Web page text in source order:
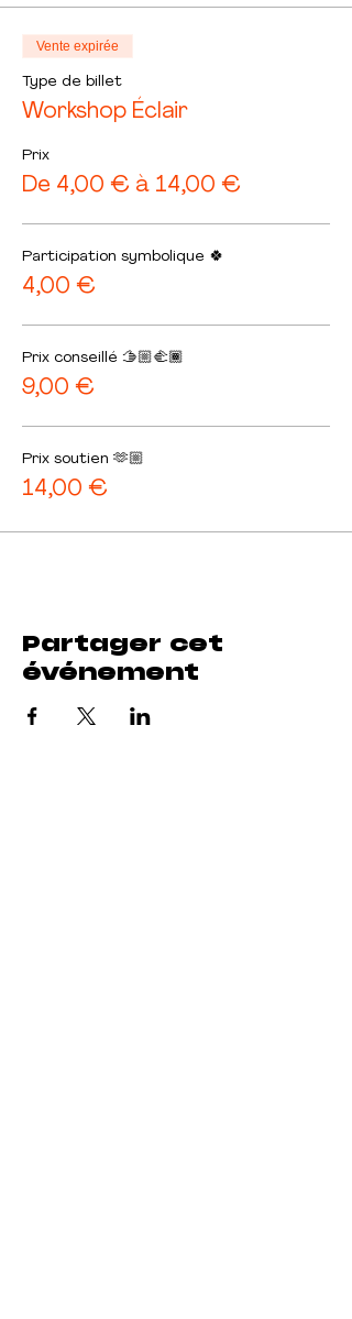
Vente expirée
Type de billet
Workshop Éclair
Prix
De 4,00 € à 14,00 €
Participation symbolique 🍀
4,00 €
Prix conseillé 🫱🏼‍🫲🏾
9,00 €
Prix soutien 🫶🏼
14,00 €
Partager cet
événement